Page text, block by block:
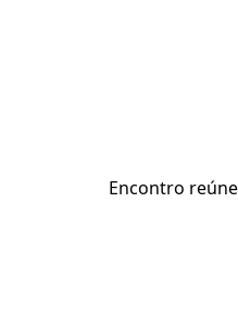
Encontro